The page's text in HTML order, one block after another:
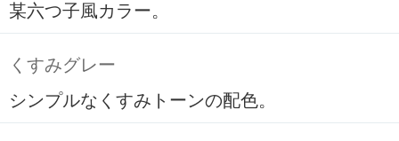
某六つ子風カラー。
くすみグレー
シンプルなくすみトーンの配色。